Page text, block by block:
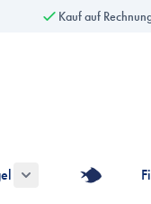
Kauf auf
Nager & Kleintiere